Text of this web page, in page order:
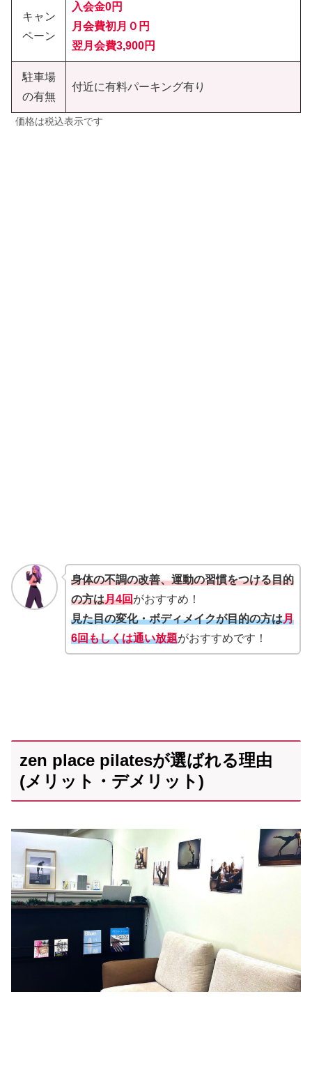
キャン
ペーン
入会金0円
月会費初月０円
翌月会費3,900円
駐車場
の有無
付近に有料パーキング有り
価格は税込表示です
身体の不調の改善、運動の習慣をつける目的
の方は月4回がおすすめ！
見た目の変化・ボディメイクが目的の方は月
6回もしくは通い放題がおすすめです！
zen place pilatesが選ばれる理由
(メリット・デメリット)